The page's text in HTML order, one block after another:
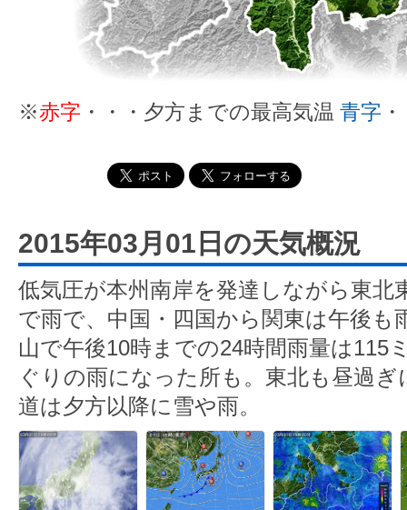
※赤字 ・・・夕方までの最高気温 青字
2015年03月01日の天気概況
低気圧が本州南岸を発達しながら東北
で雨で、中国・四国から関東は午後も
山で午後10時までの24時間雨量は115
ぐりの雨になった所も。東北も昼過
道は夕方以降に雪や雨。